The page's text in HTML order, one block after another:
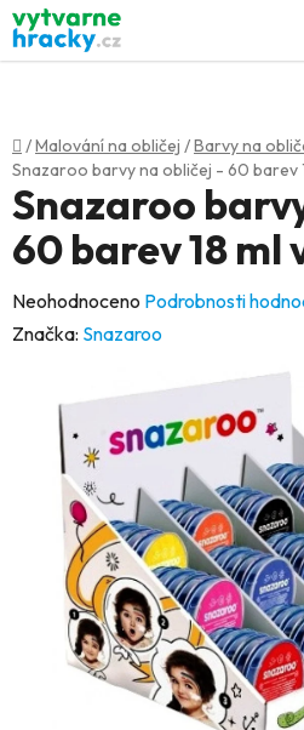
Přejít
na
obsah
Domů
/Malování na obličej /Barvy na
Snazaroo barvy na obličej - 60 barev
Snazaroo
60 barev 18 ml
Průměrné
hodnocení
hvězdiček.
Neohodnoceno Podrobnosti
Značka: Snazaroo